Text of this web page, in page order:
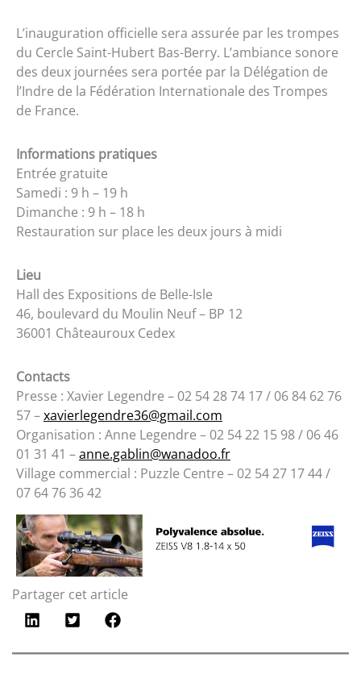
L’inauguration officielle sera assurée par les trompes
du Cercle Saint-Hubert Bas-Berry. L’ambiance sonore
des deux journées sera portée par la Délégation de
l’Indre de la Fédération Internationale des Trompes
de France.
Informations pratiques
Entrée gratuite
Samedi : 9 h – 19 h
Dimanche : 9 h – 18 h
Restauration sur place les deux jours à midi
Lieu
Hall des Expositions de Belle-Isle
46, boulevard du Moulin Neuf – BP 12
36001 Châteauroux Cedex
Contacts
Presse : Xavier Legendre – 02 54 28 74 17 / 06 84 62 76
57 –xavierlegendre36@gmail.com
Organisation : Anne Legendre – 02 54 22 15 98 / 06 46
01 31 41 –anne.gablin@wanadoo.fr
Village commercial : Puzzle Centre – 02 54 27 17 44 /
07 64 76 36 42
Partager cet article